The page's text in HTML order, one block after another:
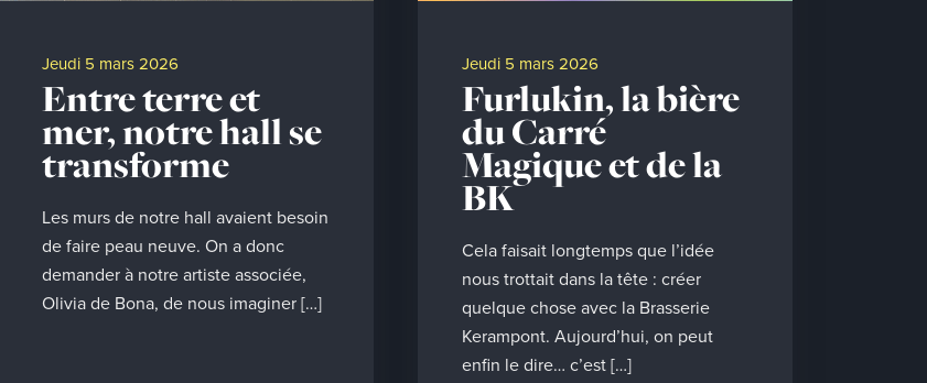
jeudi 5 mars 2026
Entre terre et
mer, notre hall se
transforme
Les murs de notre hall avaient besoin
de faire peau neuve. On a donc
demander à notre artiste associée,
Olivia de Bona, de nous imaginer […]
jeudi 5 mars 2026
Furlukin, la bière
du Carré
Magique et de la
BK
Cela faisait longtemps que l’idée
nous trottait dans la tête : créer
quelque chose avec la Brasserie
Kerampont. Aujourd’hui, on peut
enfin le dire… c’est […]